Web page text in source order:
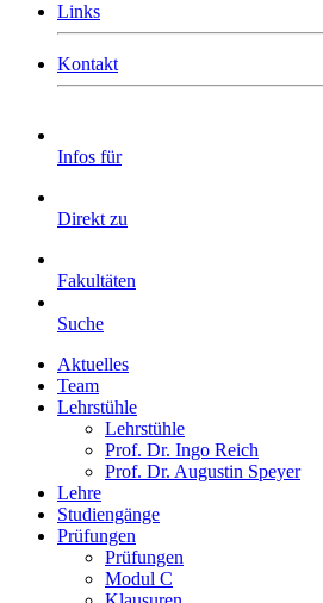
Links
Kontakt
Infos für
Direkt zu
Fakultäten
Suche
Aktuelles
Team
Lehrstühle
Lehrstühle
Prof. Dr. Ingo Reich
Prof. Dr. Augustin Speyer
Lehre
Studiengänge
Prüfungen
Prüfungen
Modul C